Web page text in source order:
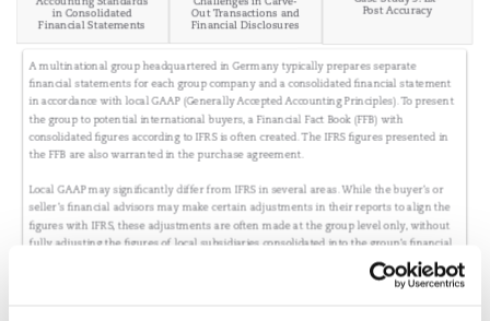
Reinsurance
Specialty
尼克斯
藩市
伦多
德里
彻斯特，新贝利广场2号
兰